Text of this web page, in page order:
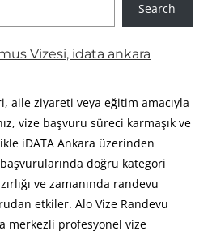
Search
Vizesi, idata ankara
aile ziyareti veya eğitim amacıyla
vize başvuru süreci karmaşık ve
iDATA Ankara üzerinden
doğru kategori
ve zamanında randevu
etkiler. Alo Vize Randevu
merkezli profesyonel vize